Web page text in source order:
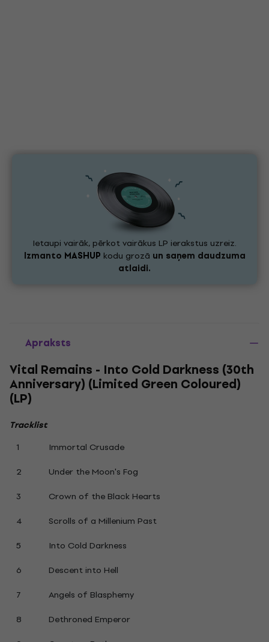
Ietaupi vairāk, pērkot vairākus LP ierakstus uzreiz.
Izmanto MASHUP kodu grozā un saņem daudzuma
atlaidi.
Apraksts
Vital Remains - Into Cold Darkness (30th
Anniversary) (Limited Green Coloured)
(LP)
Tracklist
1
Immortal Crusade
2
Under the Moon's Fog
3
Crown of the Black Hearts
4
Scrolls of a Millenium Past
5
Into Cold Darkness
6
Descent into Hell
7
Angels of Blasphemy
8
Dethroned Emperor